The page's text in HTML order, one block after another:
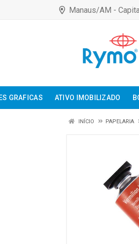
Manaus/AM -
GRAFICAS ATIVO IMOBILIZADO
INÍCIO PAPELARIA